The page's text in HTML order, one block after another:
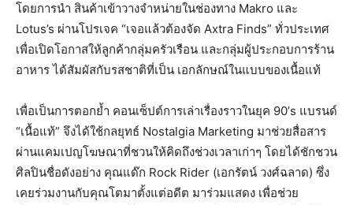
โดยการนำ สินค้าเข้าวางจำหน่ายในช่องทาง Makro และ
Lotus’s ผ่านโปรเจค “เจอแล้วต้องจัด Axtra Finds” ทั่วประเทศ
เพื่อเปิดโอกาสให้ลูกค้ากลุ่มครัวเรือน และกลุ่มผู้ประกอบการร้าน
อาหาร ได้สัมผัสกับรสชาติที่เป็น เอกลักษณ์ในแบบของเนื้อแท้
เพื่อเป็นการตอกย้ำ คอนเซ็ปต์การเล่าเรื่องราวในยุค 90’s แบรนด์
“เนื้อแท้” จึงได้ใช้กลยุทธ์ Nostalgia Marketing มาช่วยสื่อสาร
ผ่านแคมเปญโฆษณาที่ชวนให้คิดถึงช่วงเวลาเก่าๆ โดยได้ชักชวน
ศิลปินชื่อดังอย่าง คุณแด๊ก Rock Rider (เอกรัตน์ วงศ์ฉลาด) ซึ่ง
เคยร่วมงานกับคุณโตมาตั้งแต่อดีต มาร่วมแสดง เพื่อช่วย